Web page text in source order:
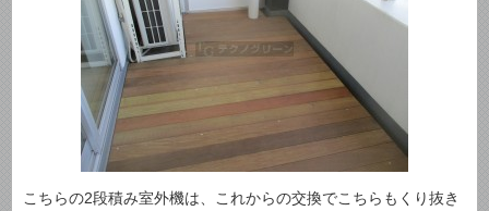
こちらの2段積み室外機は、これからの交換でこちらもくり抜き